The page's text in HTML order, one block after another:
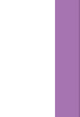
45 동
46 동
48 동
51 모
열여